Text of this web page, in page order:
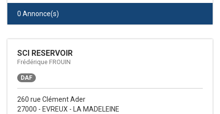
0 Annonce(s)
SCI RESERVOIR
Frédérique FROUIN
DAF
260 rue Clément Ader
27000 - EVREUX - LA MADELEINE